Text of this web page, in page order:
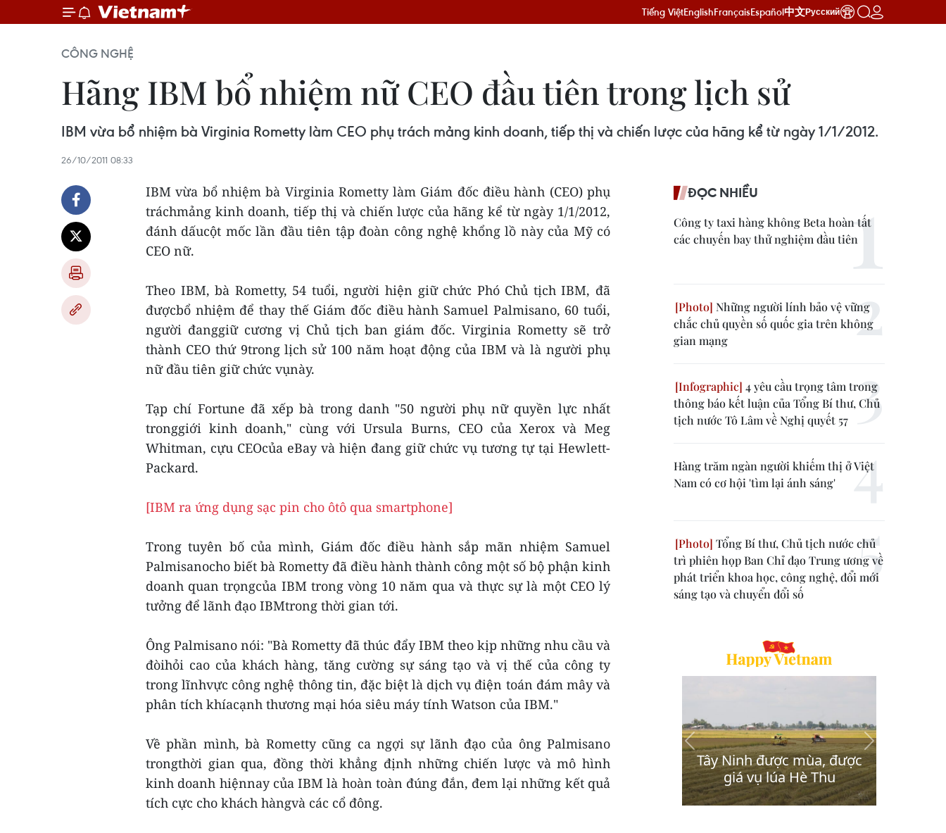
Tiếng ViệtEnglishFrançaisEspañol中文Русский
CÔNG NGHỆ
Hãng IBM bổ nhiệm nữ CEO đầu tiên trong lịch sử
IBM vừa bổ nhiệm bà Virginia Rometty làm CEO phụ trách mảng kinh doanh, tiếp thị và chiến lược của hãng kể từ ngày 1/1/2012.
26/10/2011 08:33
IBM vừa bổ nhiệm bà Virginia Rometty làm Giám đốc điều hành (CEO) phụ
tráchmảng kinh doanh, tiếp thị và chiến lược của hãng kể từ ngày 1/1/2012,
đánh dấucột mốc lần đầu tiên tập đoàn công nghệ khổng lồ này của Mỹ có
CEO nữ.
Theo IBM, bà Rometty, 54 tuổi, người hiện giữ chức Phó Chủ tịch IBM, đã
đượcbổ nhiệm để thay thế Giám đốc điều hành Samuel Palmisano, 60 tuổi,
người đanggiữ cương vị Chủ tịch ban giám đốc. Virginia Rometty sẽ trở
thành CEO thứ 9trong lịch sử 100 năm hoạt động của IBM và là người phụ
nữ đầu tiên giữ chức vụnày.
Tạp chí Fortune đã xếp bà trong danh "50 người phụ nữ quyền lực nhất
tronggiới kinh doanh," cùng với Ursula Burns, CEO của Xerox và Meg
Whitman, cựu CEOcủa eBay và hiện đang giữ chức vụ tương tự tại Hewlett-
Packard.
[IBM ra ứng dụng sạc pin cho ôtô qua smartphone]
Trong tuyên bố của mình, Giám đốc điều hành sắp mãn nhiệm Samuel
Palmisanocho biết bà Rometty đã điều hành thành công một số bộ phận kinh
doanh quan trọngcủa IBM trong vòng 10 năm qua và thực sự là một CEO lý
tưởng để lãnh đạo IBMtrong thời gian tới.
Ông Palmisano nói: "Bà Rometty đã thúc đẩy IBM theo kịp những nhu cầu và
đòihỏi cao của khách hàng, tăng cường sự sáng tạo và vị thế của công ty
trong lĩnhvực công nghệ thông tin, đặc biệt là dịch vụ điện toán đám mây và
phân tích khíacạnh thương mại hóa siêu máy tính Watson của IBM."
Về phần mình, bà Rometty cũng ca ngợi sự lãnh đạo của ông Palmisano
trongthời gian qua, đồng thời khẳng định những chiến lược và mô hình
kinh doanh hiệnnay của IBM là hoàn toàn đúng đắn, đem lại những kết quả
tích cực cho khách hàngvà các cổ đông.
ĐỌC NHIỀU
Công ty taxi hàng không Beta hoàn tất
các chuyến bay thử nghiệm đầu tiên
Những người lính bảo vệ vững
chắc chủ quyền số quốc gia trên không
gian mạng
4 yêu cầu trọng tâm trong
thông báo kết luận của Tổng Bí thư, Chủ
tịch nước Tô Lâm về Nghị quyết 57
Hàng trăm ngàn người khiếm thị ở Việt
Nam có cơ hội 'tìm lại ánh sáng'
Tổng Bí thư, Chủ tịch nước chủ
trì phiên họp Ban Chỉ đạo Trung ương về
phát triển khoa học, công nghệ, đổi mới
sáng tạo và chuyển đổi số